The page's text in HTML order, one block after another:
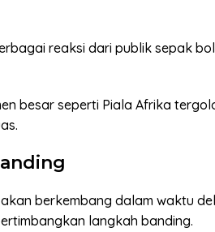
reaksi dari publik sepak
besar seperti Piala Afrika
berkembang dalam waktu
langkah banding.